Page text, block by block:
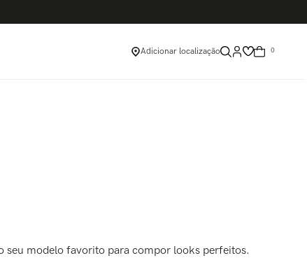
Adicionar localização 0
seu modelo favorito para compor looks perfeitos.